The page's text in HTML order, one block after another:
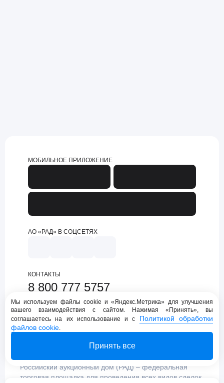
МОБИЛЬНОЕ ПРИЛОЖЕНИЕ
АО «РАД» В СОЦСЕТЯХ
КОНТАКТЫ
8 800 777 5757
support@lot-online.ru
Техническая поддержка
Российский аукционный дом (РАД) – федеральная
торговая площадка для проведения всех видов сделок
Мы используем файлы cookie и «Яндекс.Метрика» для улучшения
вашего взаимодействия с сайтом. Нажимая «Принять», вы
соглашаетесь на их использование и с Политикой обработки
файлов cookie.
Принять все